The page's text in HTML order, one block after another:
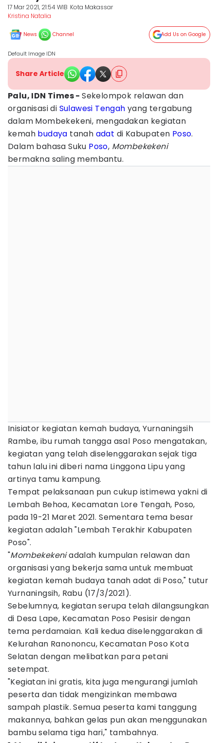
17 Mar 2021, 21:54 WIB Kota Makassar
Kristina Natalia
News Channel Add Us on Google
Default Image IDN
Share Article
Palu, IDN Times -Sekelompok relawan dan
organisasi di Sulawesi Tengah yang tergabung
dalam Mombekekeni, mengadakan kegiatan
kemah budaya tanah adat di Kabupaten Poso.
Dalam bahasa Suku Poso, Mombekekeni
bermakna saling membantu.
Inisiator kegiatan kemah budaya, Yurnaningsih
Rambe, ibu rumah tangga asal Poso mengatakan,
kegiatan yang telah diselenggarakan sejak tiga
tahun lalu ini diberi nama Linggona Lipu yang
artinya tamu kampung.
Tempat pelaksanaan pun cukup istimewa yakni di
Lembah Behoa, Kecamatan Lore Tengah, Poso,
pada 19-21 Maret 2021. Sementara tema besar
kegiatan adalah "Lembah Terakhir Kabupaten
Poso".
"Mombekekeniadalah kumpulan relawan dan
organisasi yang bekerja sama untuk membuat
kegiatan kemah budaya tanah adat di Poso," tutur
Yurnaningsih, Rabu (17/3/2021).
Sebelumnya, kegiatan serupa telah dilangsungkan
di Desa Lape, Kecamatan Poso Pesisir dengan
tema perdamaian. Kali kedua diselenggarakan di
Kelurahan Ranononcu, Kecamatan Poso Kota
Selatan dengan melibatkan para petani
setempat.
"Kegiatan ini gratis, kita juga mengurangi jumlah
peserta dan tidak mengizinkan membawa
sampah plastik. Semua peserta kami tanggung
makannya, bahkan gelas pun akan menggunakan
bambu selama tiga hari," tambahnya.